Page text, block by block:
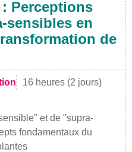
Perceptions
sensibles en
de
16 heures (2 jours)
et de "supra-
fondamentaux du